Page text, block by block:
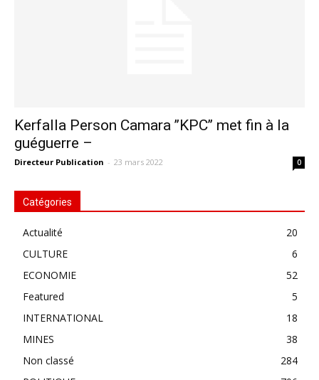
Kerfalla Person Camara ’’KPC’’ met fin à la
guéguerre –
Directeur Publication - 23 mars 2022 0
Catégories
Actualité
20
CULTURE
6
ECONOMIE
52
Featured
5
INTERNATIONAL
18
MINES
38
Non classé
284